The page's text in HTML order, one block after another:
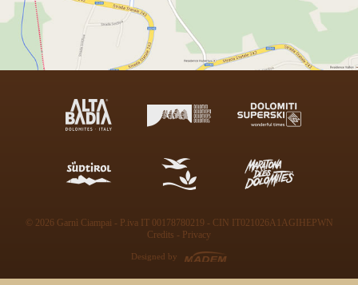
© 2026 Garnì Ciampai - P.iva IT 00178780219 - CIN IT021026A1AGIHEPWN
Credits - Privacy
Designed by